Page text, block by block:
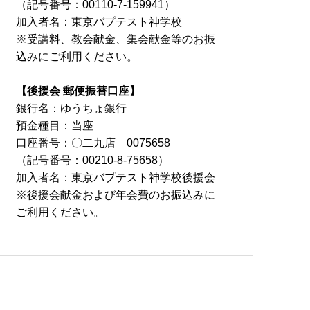
（記号番号：00110-7-159941）
加入者名：東京バプテスト神学校
※受講料、教会献金、集会献金等のお振
込みにご利用ください。
【後援会 郵便振替口座】
銀行名：ゆうちょ銀行
預金種目：当座
口座番号：〇二九店 0075658
（記号番号：00210-8-75658）
加入者名：東京バプテスト神学校後援会
※後援会献金および年会費のお振込みに
ご利用ください。